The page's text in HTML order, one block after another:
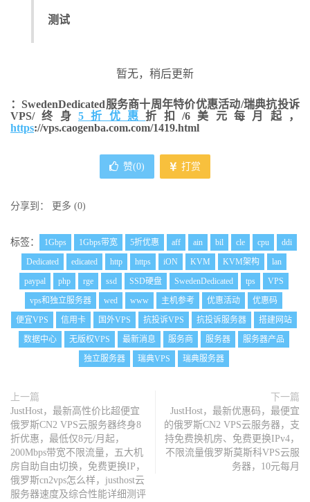
测试
暂无，稍后更新
：SwedenDedicated服务商十周年特价优惠活动/瑞典抗投诉
VPS/终身 5折优惠折扣/6美元每月起，
https://vps.caogenba.com.com/1419.html
赞(0) 打赏
分享到： 更多 (0)
标签： 1Gbps 1Gbps带宽 5折优惠 aff ain bil cle cpu
ddi
Dedicated
edicated http https iON KVM KVM架构
lan
paypal
php rge ssd SSD硬盘 SwedenDedicated tps
VPS
vps和独立服务器
wed www 主机参考 优惠活动
优惠码
便宜VPS
信用卡 国外VPS 抗投诉VPS 抗投诉服务器
搭建网站
数据中心
无版权VPS 最新消息 服务商 服务器
服务器产品
独立服务器
瑞典VPS 瑞典服务器
上一篇
JustHost，最新高性价比超便宜
俄罗斯CN2 VPS云服务器终身8
折优惠，最低仅8元/月起，
200Mbps带宽不限流量，五大机
房自助自由切换，免费更换IP，
俄罗斯cn2vps怎么样，justhost云
服务器速度及综合性能详细测评
下一篇
JustHost，最新优惠码，最便宜
的俄罗斯CN2 VPS云服务器，支
持免费换机房、免费更换IPv4，
不限流量俄罗斯莫斯科VPS云服
务器，10元每月